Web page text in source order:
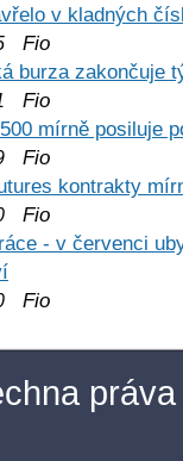
v kladných
Fio
burza zakončuje
Fio
mírně posiluje
Fio
kontrakty
Fio
- v červenci
Fio
práva